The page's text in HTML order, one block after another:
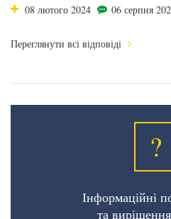
08 лютого 2024 06 серпня
Переглянути всі відповіді
?
Інформаційні
та